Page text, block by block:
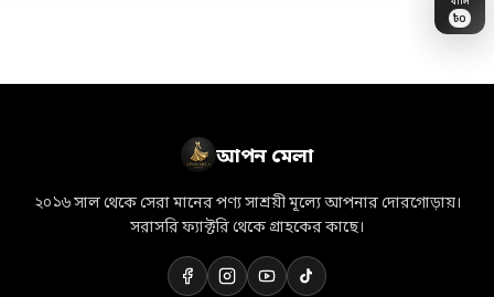
👗
👜
💎
আপন মেলা
২০১৬ সাল থেকে সেরা মানের পণ্য সাশ্রয়ী মূল্যে আপনার দোরগোড়ায়।
সরাসরি ফ্যাক্টরি থেকে গ্রাহকের কাছে।
৳0